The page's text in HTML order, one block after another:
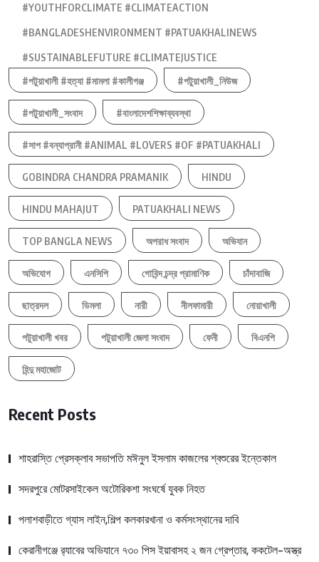
#YOUTHFORCLIMATE #CLIMATEACTION
#BANGLADESHENVIRONMENT #PATUAKHALINEWS
#SUSTAINABLEFUTURE #CLIMATEJUSTICE
#পটুয়াখালী #হত্যা #মামলা #কালীগঞ্জ
#পটুয়াখালী_নিউজ
#পটুয়াখালী_সংবাদ #বাংলাদেশশিক্ষাব্যবস্থা
#সাপ #বন্যাপ্রানী #ANIMAL #LOVERS #OF #PATUAKHALI
GOBINDRA CHANDRA PRAMANIK HINDU
HINDU MAHAJUT PATUAKHALI NEWS
TOP BANGLA NEWS অপরাধ সংবাদ অভিযান
অভিযোগ এনসিপি গোবিন্দ চন্দ্র প্রামাণিক চাঁদাবাজি
ছাত্রদল ডিমলা নারী নীলফামারী নোয়াখালী
পটুয়াখালী খবর পটুয়াখালী জেলা সংবাদ ফেনী বিএনপি
হিন্দু মহাজোট
Recent Posts
শাহরাস্তি প্রেসক্লাব সভাপতি মঈনুল ইসলাম কাজলের শ্বশুরের ইন্তেকাল
সদরপুরে মোটরসাইকেল অটোরিকশা সংঘর্ষে যুবক নিহত
পলাশবাড়ীতে গ্যাস লাইন,শিল্প কলকারখানা ও কর্মসংস্থানের দাবি
কেরানীগঞ্জে র‍্যাবের অভিযানে ৭৩০ পিস ইয়াবাসহ ২ জন গ্রেপ্তার, ককটেল-অস্ত্র